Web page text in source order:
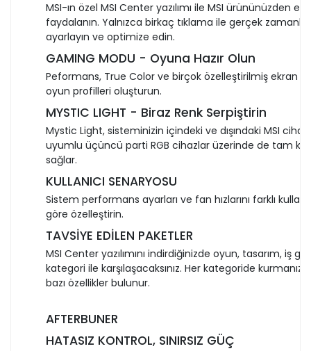
MSI-ın özel MSI Center yazılımı ile MSI ürününüzden en
faydalanın. Yalnızca birkaç tıklama ile gerçek zamanlı
ayarlayın ve optimize edin.
GAMING MODU - Oyuna Hazır Olun
Peformans, True Color ve birçok özelleştirilmiş ekran
oyun profilleri oluşturun.
MYSTIC LIGHT - Biraz Renk Serpiştirin
Mystic Light, sisteminizin içindeki ve dışındaki MSI
uyumlu üçüncü parti RGB cihazlar üzerinde de tam
sağlar.
KULLANICI SENARYOSU
Sistem performans ayarları ve fan hızlarını farklı
göre özelleştirin.
TAVSİYE EDİLEN PAKETLER
MSI Center yazılımını indirdiğinizde oyun, tasarım, iş
kategori ile karşılaşacaksınız. Her kategoride kurmanız
bazı özellikler bulunur.
AFTERBUNER
HATASIZ KONTROL, SINIRSIZ GÜÇ